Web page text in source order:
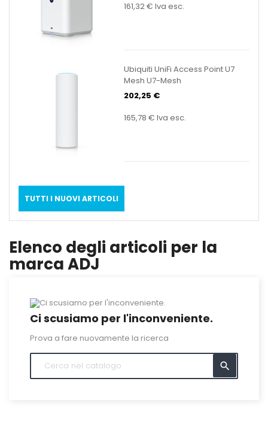
161,32 € Iva esc.
Ubiquiti UniFi Access Point U7
Mesh U7-Mesh
202,25 €
165,78 € Iva esc.
TUTTI I NUOVI ARTICOLI
Elenco degli articoli per la
marca ADJ
Ci scusiamo per l'inconveniente.
Prova a fare nuovamente la ricerca
